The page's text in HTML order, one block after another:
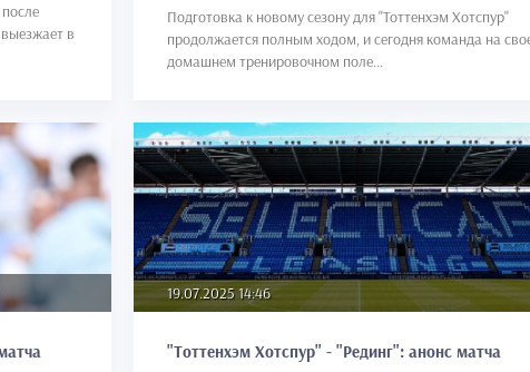
в
Подготовка к новому сезону для "Тоттенхэм Хотспур"
продолжается полным ходом, и сегодня команда на
домашнем тренировочном поле...
19.07.2025 14:46
"Тоттенхэм Хотспур" - "Рединг": анонс матча